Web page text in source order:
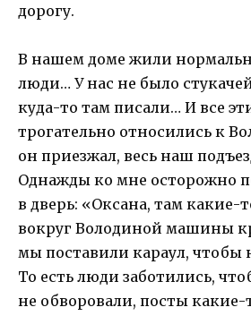
дорогу.
В нашем доме жили
люди… У нас не было
куда-то там писали… И все
трогательно относились к
он приезжал, весь наш
Однажды ко мне осторожно
в дверь: «Оксана, там какие-
вокруг Володиной машины
мы поставили караул, чтобы
То есть люди заботились,
не обворовали, посты какие-